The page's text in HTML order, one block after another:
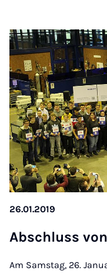
26.01.2019
Ab­schluss von
Am Samstag, 26.